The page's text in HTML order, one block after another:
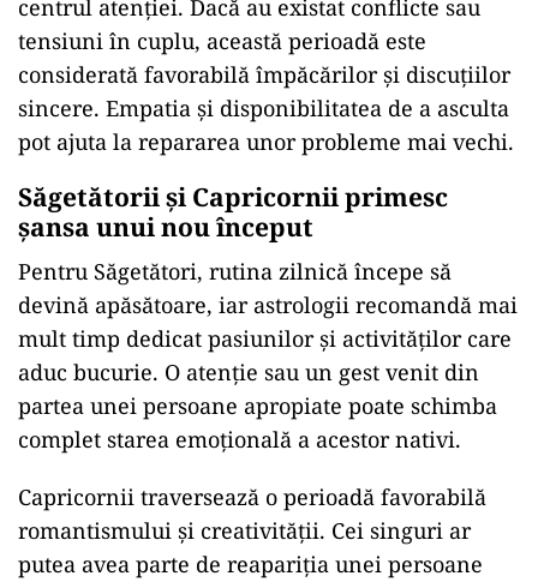
centrul atenției. Dacă au existat conflicte sau
tensiuni în cuplu, această perioadă este
considerată favorabilă împăcărilor și discuțiilor
sincere. Empatia și disponibilitatea de a asculta
pot ajuta la repararea unor probleme mai vechi.
Săgetătorii și Capricornii primesc
șansa unui nou început
Pentru Săgetători, rutina zilnică începe să
devină apăsătoare, iar astrologii recomandă mai
mult timp dedicat pasiunilor și activităților care
aduc bucurie. O atenție sau un gest venit din
partea unei persoane apropiate poate schimba
complet starea emoțională a acestor nativi.
Capricornii traversează o perioadă favorabilă
romantismului și creativității. Cei singuri ar
putea avea parte de reapariția unei persoane